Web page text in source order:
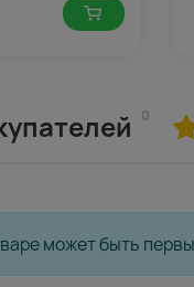
0
может быть